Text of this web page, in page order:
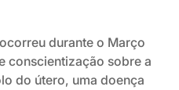
durante o Março
conscientização sobre a
do útero, uma doença